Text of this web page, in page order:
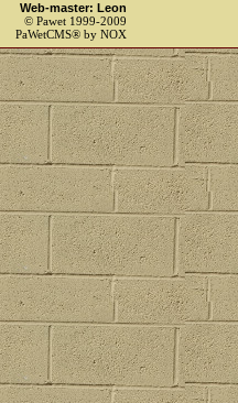
Web-master: Leon
© Pawet 1999-2009
PaWetCMS® by NOX